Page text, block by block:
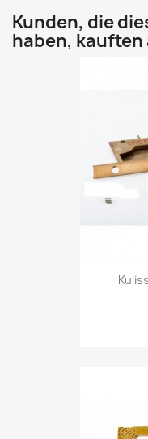
Kunden, die
haben, kauften